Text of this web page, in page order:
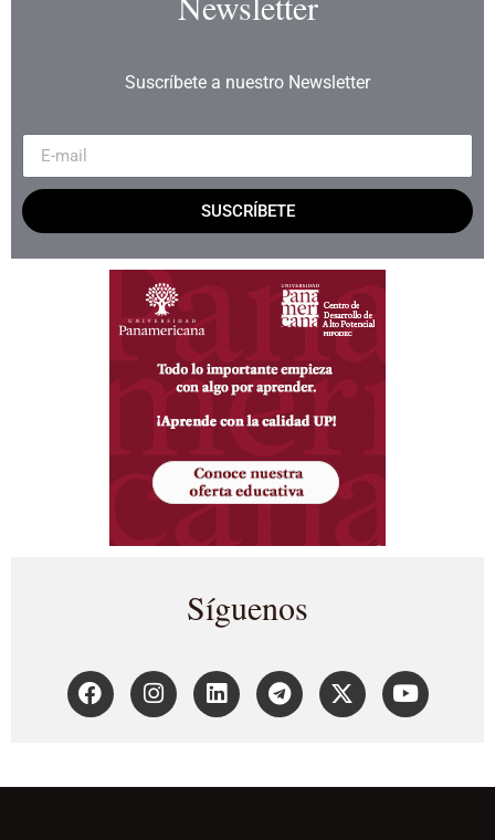
Suscríbete a nuestro Newsletter
SUSCRÍBETE
Síguenos